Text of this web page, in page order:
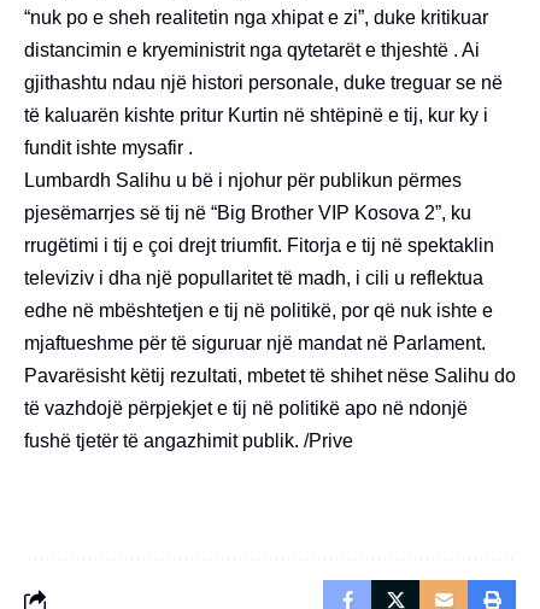
“nuk po e sheh realitetin nga xhipat e zi”, duke kritikuar
distancimin e kryeministrit nga qytetarët e thjeshtë . Ai
gjithashtu ndau një histori personale, duke treguar se në
të kaluarën kishte pritur Kurtin në shtëpinë e tij, kur ky i
fundit ishte mysafir .
Lumbardh Salihu u bë i njohur për publikun përmes
pjesëmarrjes së tij në “Big Brother VIP Kosova 2”, ku
rrugëtimi i tij e çoi drejt triumfit. Fitorja e tij në spektaklin
televiziv i dha një popullaritet të madh, i cili u reflektua
edhe në mbështetjen e tij në politikë, por që nuk ishte e
mjaftueshme për të siguruar një mandat në Parlament.
Pavarësisht këtij rezultati, mbetet të shihet nëse Salihu do
të vazhdojë përpjekjet e tij në politikë apo në ndonjë
fushë tjetër të angazhimit publik. /Prive